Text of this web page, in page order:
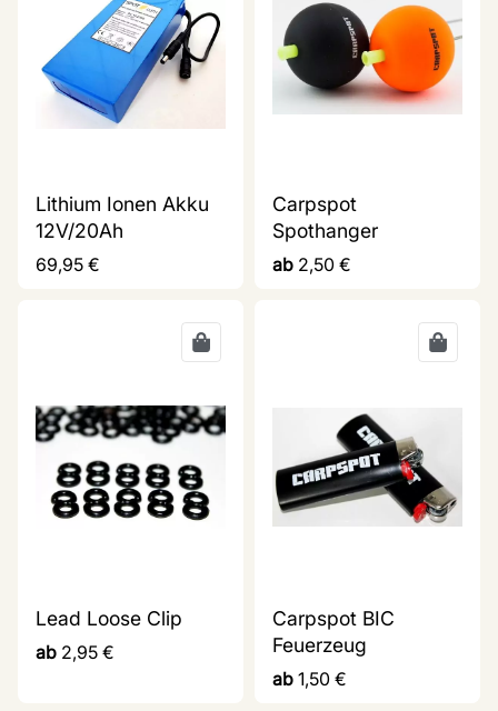
Lithium Ionen Akku
12V/20Ah
69,95 €
Carpspot
Spothanger
ab 2,50 €
Lead Loose Clip
ab 2,95 €
Carpspot BIC
Feuerzeug
ab 1,50 €